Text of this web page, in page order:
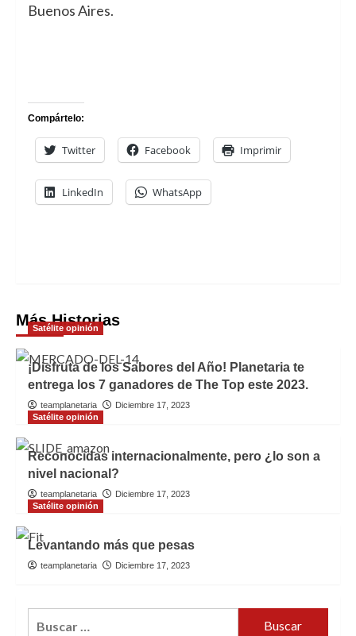
Buenos Aires.
Compártelo:
Twitter Facebook Imprimir
LinkedIn WhatsApp
Más Historias
Satélite opinión
¡Disfruta de los Sabores del Año! Planetaria te
entrega los 7 ganadores de The Top este 2023.
teamplanetaria
Diciembre 17, 2023
Satélite opinión
Reconocidas internacionalmente, pero ¿lo son a
nivel nacional?
teamplanetaria
Diciembre 17, 2023
Satélite opinión
Levantando más que pesas
teamplanetaria Diciembre 17, 2023